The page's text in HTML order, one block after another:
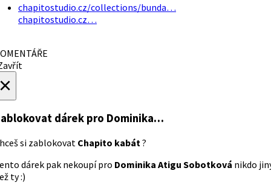
chapitostudio.cz/collections/bunda…
chapitostudio.cz…
dárek pro Dominika…
si zablokovat Chapito kabát ?
dárek pak nekoupí pro Dominika Atigu Sobotková nikdo
ty :)